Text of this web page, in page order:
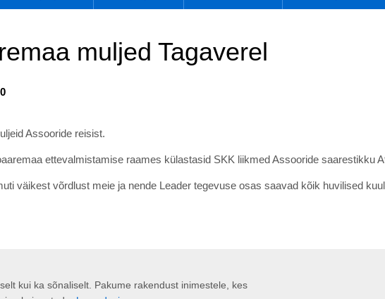
muljed Tagaverel
Assooride reisist.
ettevalmistamise raames külastasid SKK liikmed Assooride saarestikku
väikest võrdlust meie ja nende Leader tegevuse osas saavad kõik huvilised
kui ka sõnaliselt. Pakume rakendust inimestele, kes